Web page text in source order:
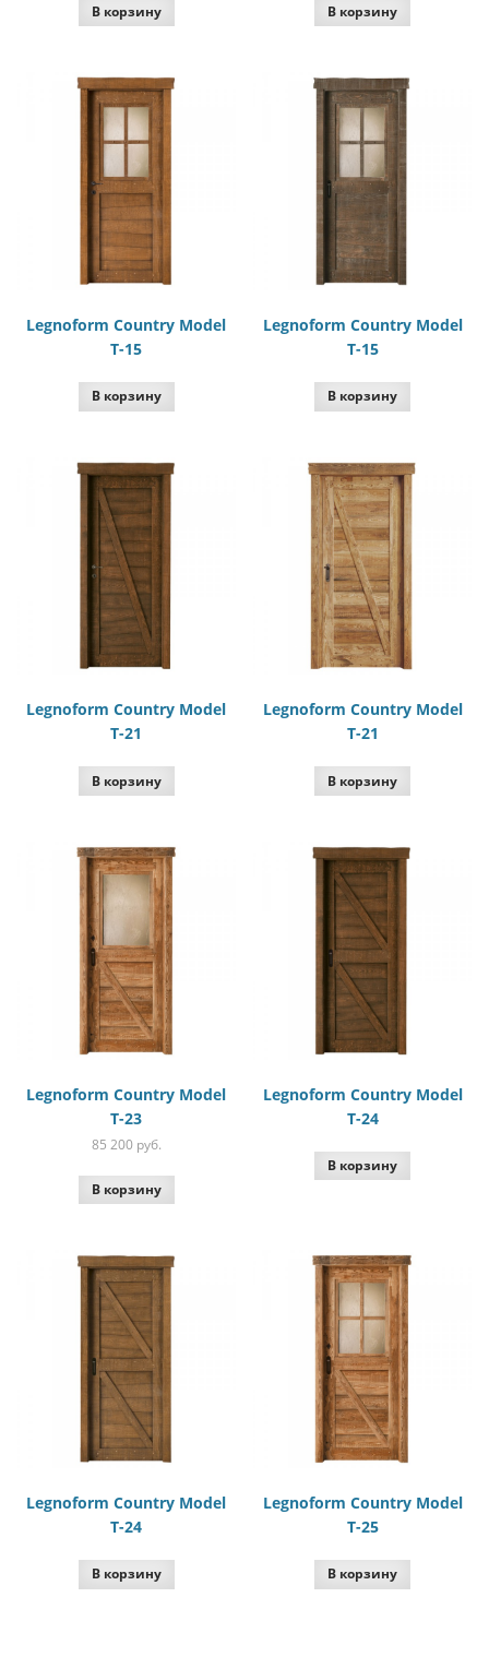
В корзину В корзину
Legnoform Country Model
T-15
В корзину
Legnoform Country Model
T-15
В корзину
Legnoform Country Model
T-21
В корзину
Legnoform Country Model
T-21
В корзину
Legnoform Country Model
T-23
85 200 руб.
В корзину
Legnoform Country Model
T-24
В корзину
Legnoform Country Model
T-24
В корзину
Legnoform Country Model
T-25
В корзину